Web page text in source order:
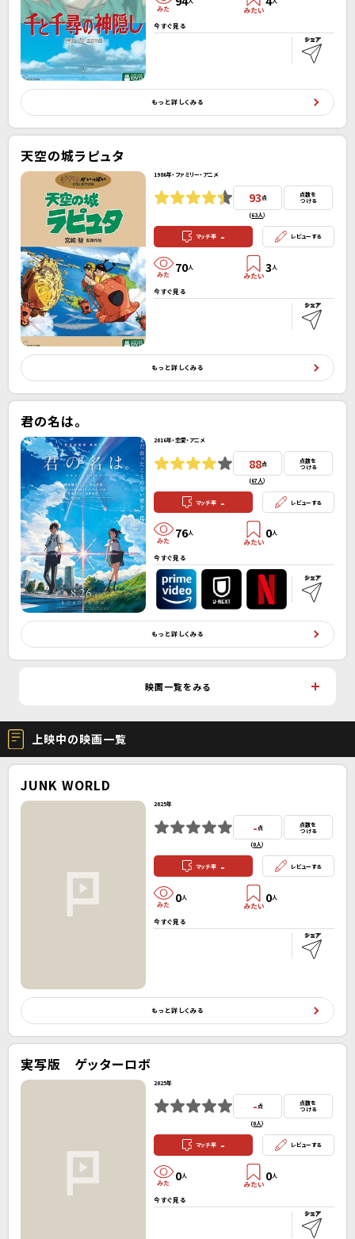
今すぐ見る
もっと詳しくみる
天空の城ラピュタ
1986年・ファミリー・アニメ
93点
(63人）
点数を
つける
マッチ率 - レビューする
70人 3人
今すぐ見る
もっと詳しくみる
君の名は。
2016年・恋愛・アニメ
88点
(67人）
点数を
つける
マッチ率 - レビューする
76人 0人
今すぐ見る
もっと詳しくみる
映画一覧をみる
上映中の映画一覧
JUNK WORLD
2025年
- 点
(0人）
点数を
つける
マッチ率 - レビューする
0人 0人
今すぐ見る
もっと詳しくみる
実写版 ゲッターロボ
2025年
-点
(0人）
点数を
つける
マッチ率 - レビューする
0人 0人
今すぐ見る